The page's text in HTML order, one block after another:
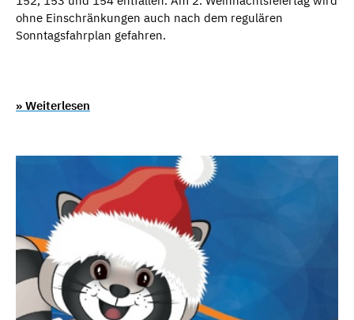
ohne Einschränkungen auch nach dem regulären
Sonntagsfahrplan gefahren.
» Weiterlesen